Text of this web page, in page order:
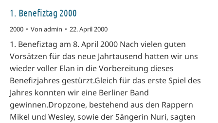
1. Benefiztag 2000
2000 Von admin 22. April 2000
1. Benefiztag am 8. April 2000 Nach vielen guten
Vorsätzen für das neue Jahrtausend hatten wir uns
wieder voller Elan in die Vorbereitung dieses
Benefizjahres gestürzt.Gleich für das erste Spiel des
Jahres konnten wir eine Berliner Band
gewinnen.Dropzone, bestehend aus den Rappern
Mikel und Wesley, sowie der Sängerin Nuri, sagten